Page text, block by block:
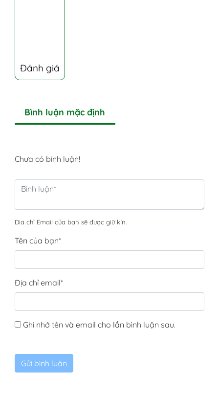
Đánh giá
Bình luận mặc định
Chưa có bình luận!
Địa chỉ Email của bạn sẽ được giữ kín.
Tên của bạn*
Địa chỉ email*
Ghi nhớ tên và email cho lần bình luận sau.